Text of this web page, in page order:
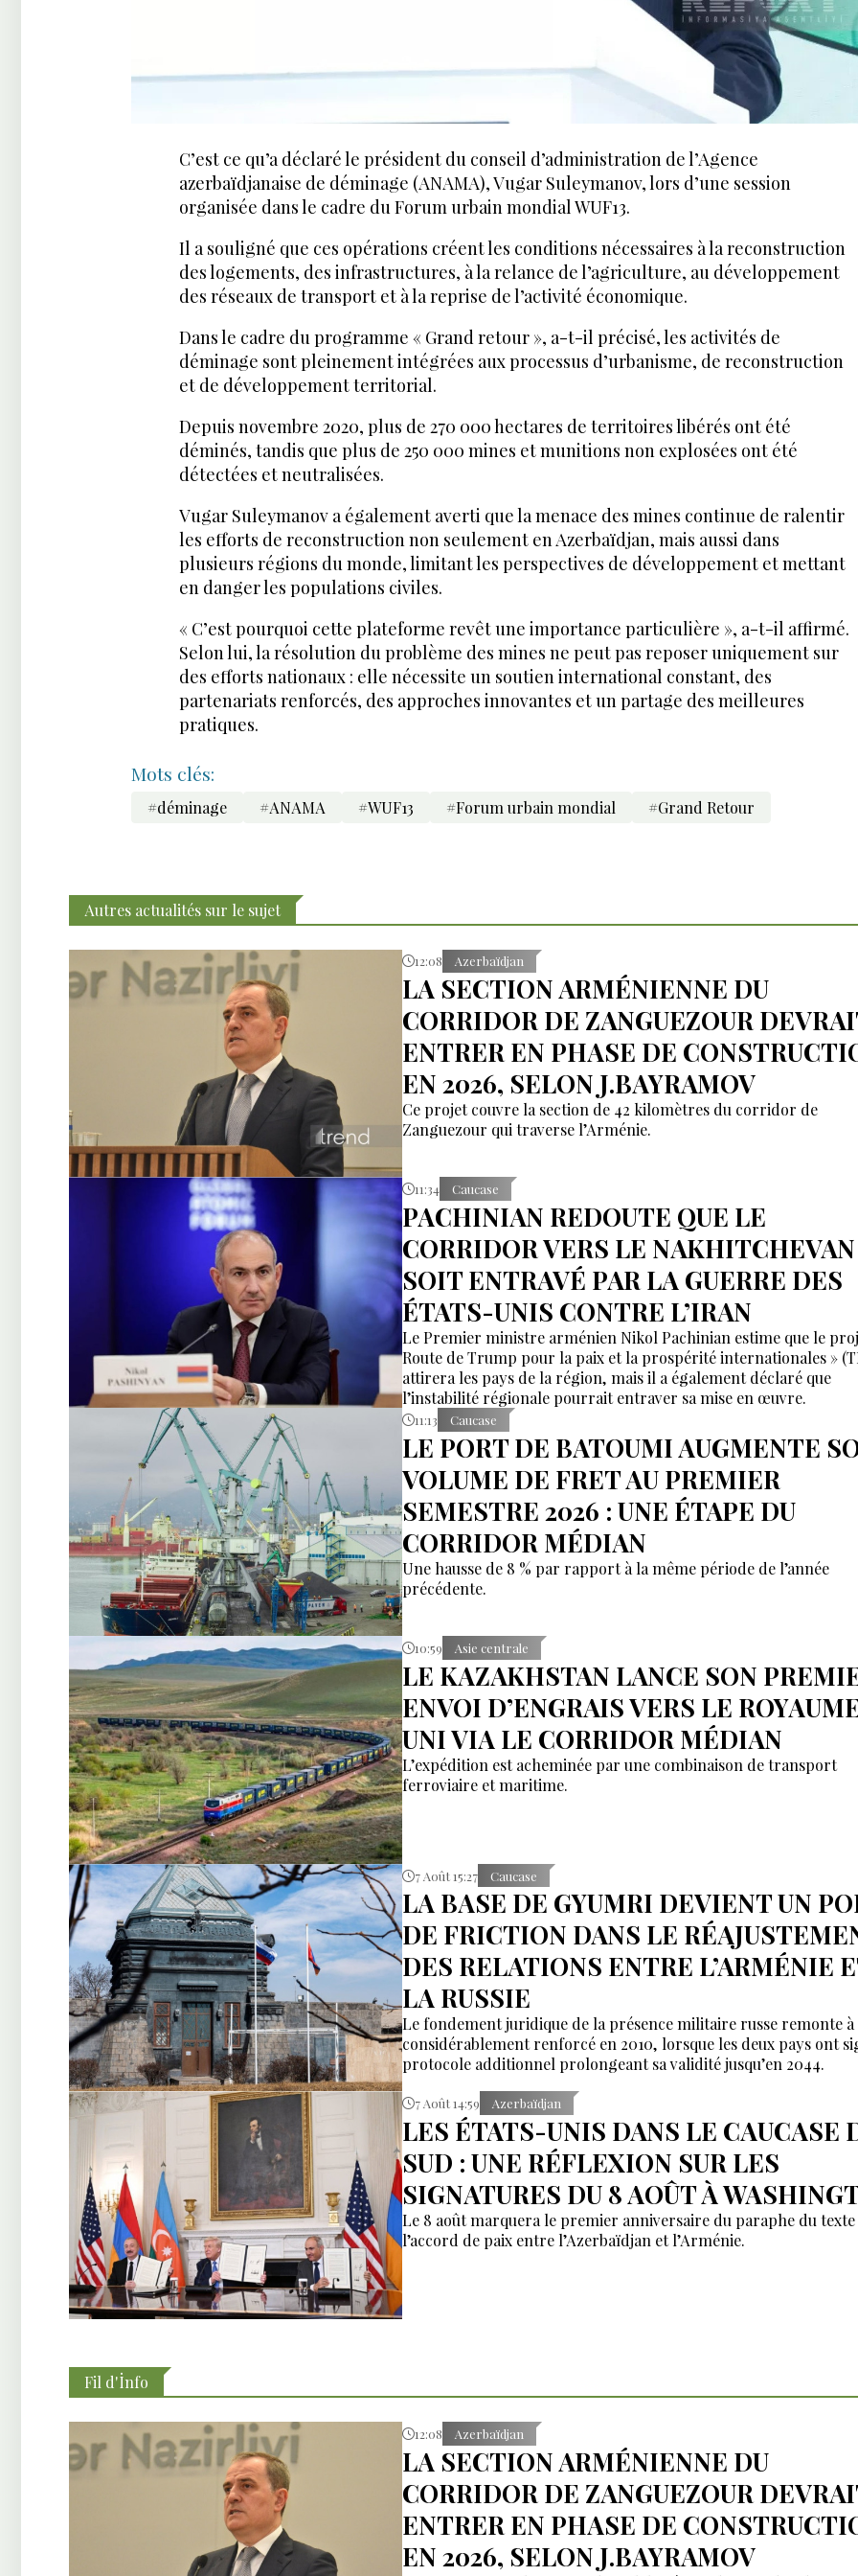
C’est ce qu’a déclaré le président du conseil d’administration de l’Agence
azerbaïdjanaise de déminage (ANAMA), Vugar Suleymanov, lors d’une session
organisée dans le cadre du Forum urbain mondial WUF13.
Il a souligné que ces opérations créent les conditions nécessaires à la reconstruction
des logements, des infrastructures, à la relance de l’agriculture, au développement
des réseaux de transport et à la reprise de l’activité économique.
Dans le cadre du programme « Grand retour », a-t-il précisé, les activités de
déminage sont pleinement intégrées aux processus d’urbanisme, de reconstruction
et de développement territorial.
Depuis novembre 2020, plus de 270 000 hectares de territoires libérés ont été
déminés, tandis que plus de 250 000 mines et munitions non explosées ont été
détectées et neutralisées.
Vugar Suleymanov a également averti que la menace des mines continue de ralentir
les efforts de reconstruction non seulement en Azerbaïdjan, mais aussi dans
plusieurs régions du monde, limitant les perspectives de développement et mettant
en danger les populations civiles.
« C’est pourquoi cette plateforme revêt une importance particulière », a-t-il affirmé.
Selon lui, la résolution du problème des mines ne peut pas reposer uniquement sur
des efforts nationaux : elle nécessite un soutien international constant, des
partenariats renforcés, des approches innovantes et un partage des meilleures
pratiques.
Mots clés:
#déminage #ANAMA #WUF13 #Forum urbain mondial #Grand Retour
Autres actualités sur le sujet
12:08 Azerbaïdjan
LA SECTION ARMÉNIENNE DU
CORRIDOR DE ZANGUEZOUR
ENTRER EN PHASE DE
EN 2026, SELON J.BAYRAMOV
Ce projet couvre la section de 42 kilomètres du corridor de
Zanguezour qui traverse l’Arménie.
11:34 Caucase
PACHINIAN REDOUTE QUE LE
CORRIDOR VERS LE
SOIT ENTRAVÉ PAR LA GUERRE DES
ÉTATS-UNIS CONTRE L’IRAN
Le Premier ministre arménien Nikol Pachinian estime que le
Route de Trump pour la paix et la prospérité internationales »
attirera les pays de la région, mais il a également déclaré que
l’instabilité régionale pourrait entraver sa mise en œuvre.
11:13 Caucase
LE PORT DE BATOUMI AUGMENTE
VOLUME DE FRET AU PREMIER
SEMESTRE 2026 : UNE ÉTAPE DU
CORRIDOR MÉDIAN
Une hausse de 8 % par rapport à la même période de l’année
précédente.
10:59 Asie centrale
LE KAZAKHSTAN LANCE SON
ENVOI D’ENGRAIS VERS LE
UNI VIA LE CORRIDOR MÉDIAN
L’expédition est acheminée par une combinaison de transport
ferroviaire et maritime.
7 Août 15:27 Caucase
LA BASE DE GYUMRI DEVIENT UN
DE FRICTION DANS LE
DES RELATIONS ENTRE L’ARMÉNIE
LA RUSSIE
Le fondement juridique de la présence militaire russe remonte à
considérablement renforcé en 2010, lorsque les deux pays ont
protocole additionnel prolongeant sa validité jusqu’en 2044.
7 Août 14:59 Azerbaïdjan
LES ÉTATS-UNIS DANS LE CAUCASE
SUD : UNE RÉFLEXION SUR LES
SIGNATURES DU 8 AOÛT À
Le 8 août marquera le premier anniversaire du paraphe du texte
l’accord de paix entre l’Azerbaïdjan et l’Arménie.
Fil d'İnfo
12:08 Azerbaïdjan
LA SECTION ARMÉNIENNE DU
CORRIDOR DE ZANGUEZOUR
ENTRER EN PHASE DE
EN 2026, SELON J.BAYRAMOV